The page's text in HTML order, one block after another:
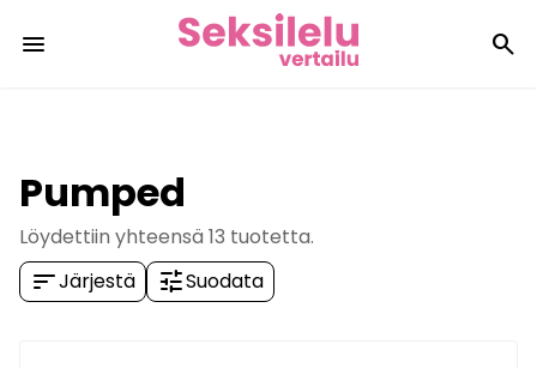
menu search
Pumped
Löydettiin yhteensä 13 tuotetta.
sortJärjestä tuneSuodata